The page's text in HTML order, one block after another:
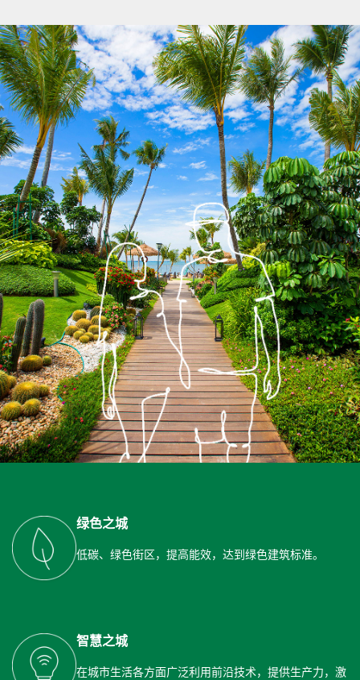
绿色之城
低碳、绿色街区，提高能效，达到绿色建筑标准。
智慧之城
在城市生活各方面广泛利用前沿技术，提供生产力，激